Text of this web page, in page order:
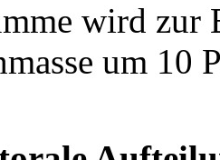
wird
um 10